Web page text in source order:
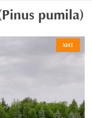
pumila)
ХИТ